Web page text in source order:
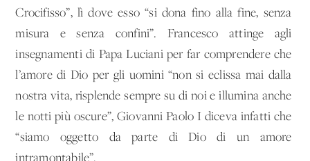
Crocifisso”, lì dove esso “si dona fino alla fine, senza
misura e senza confini”. Francesco attinge agli
insegnamenti di Papa Luciani per far comprendere che
l’amore di Dio per gli uomini “non si eclissa mai dalla
nostra vita, risplende sempre su di noi e illumina anche
le notti più oscure”, Giovanni Paolo I diceva infatti che
“siamo oggetto da parte di Dio di un amore
intramontabile”.